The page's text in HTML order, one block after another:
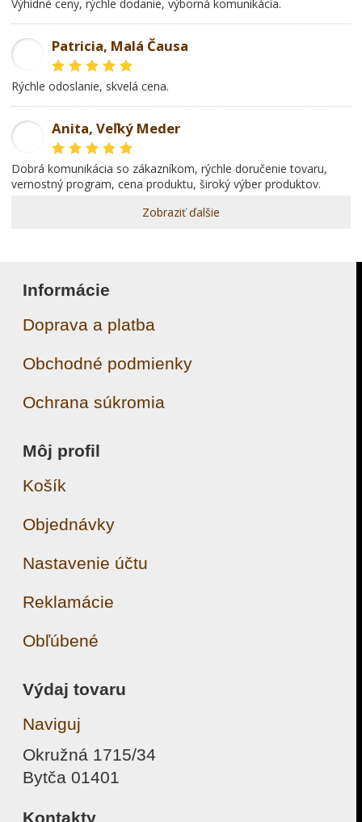
Výhidné ceny, rýchle dodanie, výborná komunikácia.
Patricia, Malá Čausa
rýchle odoslanie, skvelá cena.
Anita, Veľký Meder
dobrá komunikácia so zákazníkom, rýchle doručenie tovaru,
vernostný program, cena produktu, široký výber produktov.
Zobraziť ďalšie
Informácie
Doprava a platba
Obchodné podmienky
Ochrana súkromia
Môj profil
Košík
Objednávky
Nastavenie účtu
Reklamácie
Obľúbené
Výdaj tovaru
Naviguj
Okružná 1715/34
Bytča 01401
Kontakty